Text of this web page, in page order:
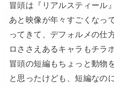
冒頭は『リアルスティール
あと映像が年々すごくなっ
ってきて、デフォルメの仕
ロささえあるキャラもチラ
冒頭の短編もちょっと動物
と思ったけども、短編なの